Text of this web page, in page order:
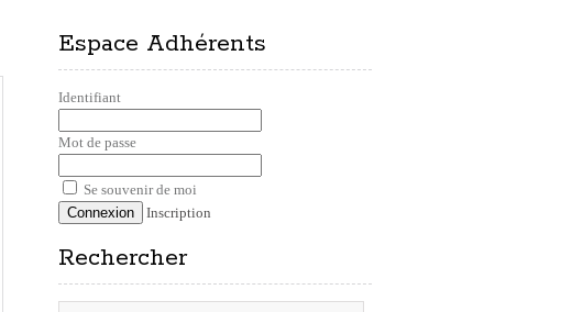
Espace Adhérents
Identifiant
Mot de passe
Se souvenir de moi
Inscription
Rechercher